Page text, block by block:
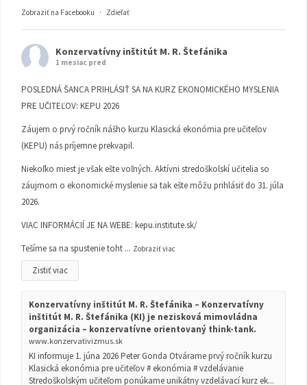
Zobraziť na Facebooku · Zdieľať
Konzervatívny inštitút M. R. Štefánika
1 mesiac pred
POSLEDNÁ ŠANCA PRIHLÁSIŤ SA NA KURZ EKONOMICKÉHO MYSLENIA
PRE UČITEĽOV: KEPU 2026
Záujem o prvý ročník nášho kurzu Klasická ekonómia pre učiteľov
(KEPU) nás príjemne prekvapil.
Niekoľko miest je však ešte voľných. Aktívni stredoškolskí učitelia so
záujmom o ekonomické myslenie sa tak ešte môžu prihlásiť do 31. júla
2026.
VIAC INFORMÁCIÍ JE NA WEBE: kepu.institute.sk/
Tešíme sa na spustenie toht ... Zobraziť viac
Zistiť viac
Konzervatívny inštitút M. R. Štefánika – Konzervatívny
inštitút M. R. Štefánika (KI) je nezisková mimovládna
organizácia – konzervatívne orientovaný think-tank.
www.konzervativizmus.sk
KI informuje 1. júna 2026 Peter Gonda Otvárame prvý ročník kurzu
Klasická ekonómia pre učiteľov # ekonómia # vzdelávanie
Stredoškolským učiteľom ponúkame unikátny vzdelávací kurz ek...